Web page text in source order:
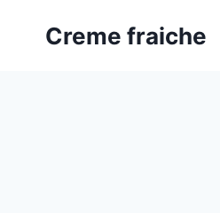
Creme fraiche